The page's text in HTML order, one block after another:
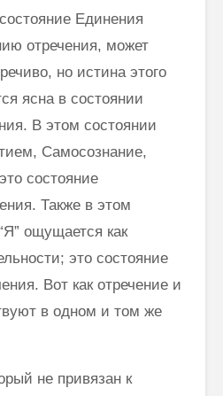
Единения
отре­чения, может
но истина этого
ясна в состоянии
В этом состоянии
Самосознание,
состояние
Также в этом
ощущается как
это состояние
Вот как отречение и
в одном и том же
не привязан к